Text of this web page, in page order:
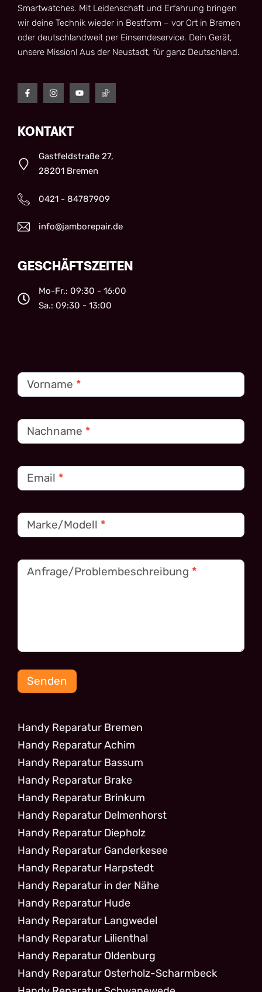
Smartwatches. Mit Leidenschaft und Erfahrung bringen
wir deine Technik wieder in Bestform – vor Ort in Bremen
oder deutschlandweit per Einsendeservice. Dein Gerät,
unsere Mission! Aus der Neustadt, für ganz Deutschland.
KONTAKT
Gastfeldstraße 27,
28201 Bremen
0421 - 84787909
info@jamborepair.de
GESCHÄFTSZEITEN
Mo-Fr.: 09:30 - 16:00
Sa.: 09:30 - 13:00
Kontakt
Vorname *
Nachname *
Email *
Marke/Modell *
Anfrage/Problembeschreibung *
Senden
Handy Reparatur Bremen
Handy Reparatur Achim
Handy Reparatur Bassum
Handy Reparatur Brake
Handy Reparatur Brinkum
Handy Reparatur Delmenhorst
Handy Reparatur Diepholz
Handy Reparatur Ganderkesee
Handy Reparatur Harpstedt
Handy Reparatur in der Nähe
Handy Reparatur Hude
Handy Reparatur Langwedel
Handy Reparatur Lilienthal
Handy Reparatur Oldenburg
Handy Reparatur Osterholz-Scharmbeck